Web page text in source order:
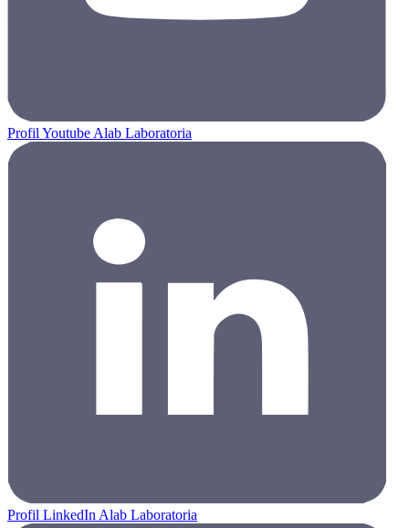
Profil Youtube Alab Laboratoria
Profil LinkedIn Alab Laboratoria